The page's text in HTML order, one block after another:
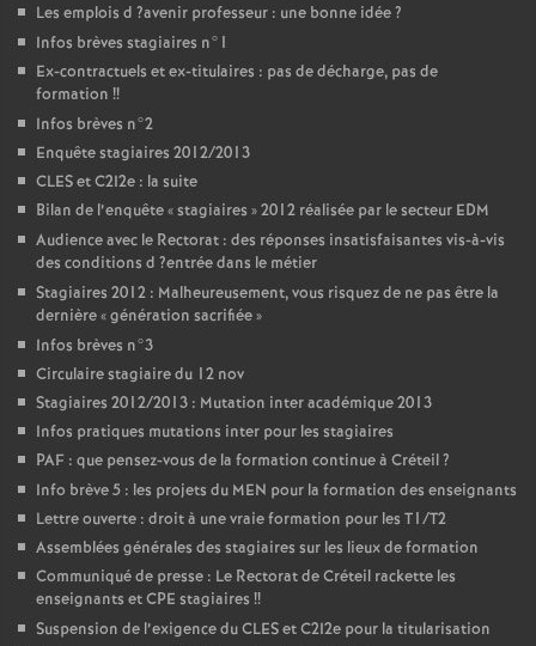
Les emplois d ?avenir professeur : une bonne idée?
Infos brèves stagiaires n°1
Ex-contractuels et ex-titulaires : pas de décharge, pas de
formation !!
Infos brèves n°2
Enquête stagiaires 2012/2013
CLESet C2I2e : la suite
Bilan de l’enquête «stagiaires » 2012 réalisée par le secteur EDM
Audience avec le Rectorat : des réponses insatisfaisantes vis-à-vis
des conditions d ?entrée dans le métier
Stagiaires 2012 : Malheureusement, vous risquez de ne pas être la
dernière «génération sacrifiée»
Infos brèves n°3
Circulaire stagiaire du 12 nov
Stagiaires 2012/2013 : Mutation inter académique 2013
Infos pratiques mutations inter pour les stagiaires
PAF : que pensez-vous de la formation continue à Créteil?
Info brève 5 : les projets du MEN pour la formation des enseignants
Lettre ouverte : droit à une vraie formation pour les T1/T2
Assemblées générales des stagiaires sur les lieux de formation
Communiqué de presse : Le Rectorat de Créteil rackette les
enseignants etCPE stagiaires !!
Suspension de l’exigence duCLESet C2I2e pour la titularisation